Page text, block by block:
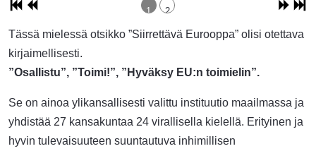
1 2
Tässä mielessä otsikko ”Siirrettävä Eurooppa” olisi otettava
kirjaimellisesti.
”Osallistu”, ”Toimi!”, ”Hyväksy EU:n toimielin”.
Se on ainoa ylikansallisesti valittu instituutio maailmassa ja
yhdistää 27 kansakuntaa 24 virallisella kielellä. Erityinen ja
hyvin tulevaisuuteen suuntautuva inhimillisen